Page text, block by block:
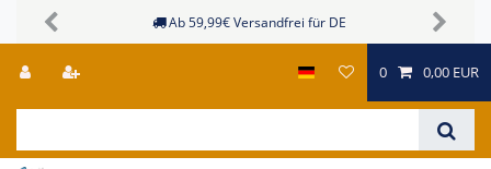
Ab 59,99€ Versandfrei für DE
Previous Next
0 0,00 EUR